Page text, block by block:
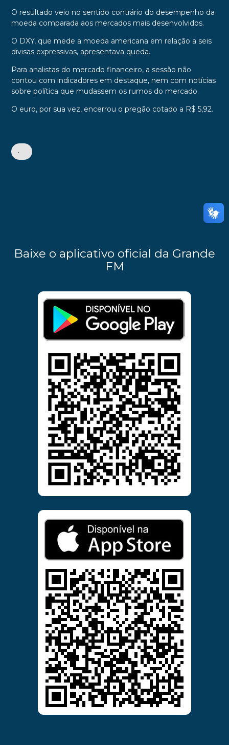
O resultado veio no sentido contrário do desempenho da
moeda comparada aos mercados mais desenvolvidos.
O DXY, que mede a moeda americana em relação a seis
divisas expressivas, apresentava queda.
Para analistas do mercado financeiro, a sessão não
contou com indicadores em destaque, nem com notícias
sobre política que mudassem os rumos do mercado.
O euro, por sua vez, encerrou o pregão cotado a R$ 5,92.
•
Baixe o aplicativo oficial da Grande
FM